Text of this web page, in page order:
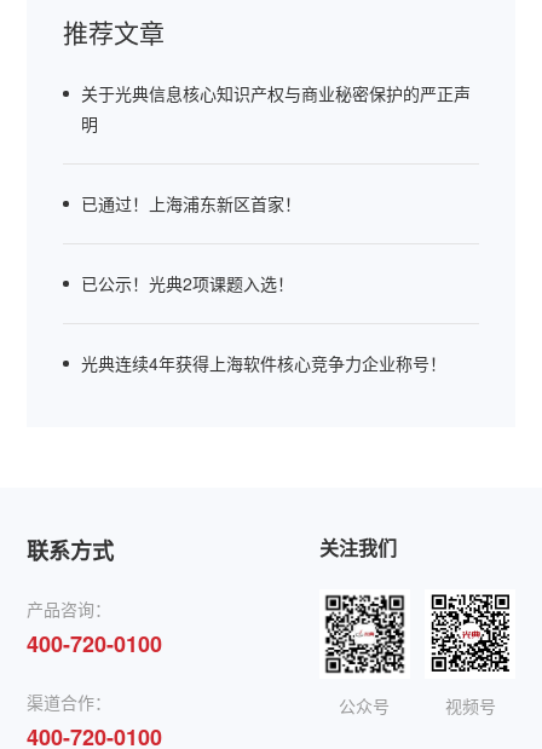
推荐文章
关于光典信息核心知识产权与商业秘密保护的严正声
明
已通过！上海浦东新区首家！
已公示！光典2项课题入选！
光典连续4年获得上海软件核心竞争力企业称号！
联系方式
产品咨询：
400-720-0100
渠道合作：
400-720-0100
关注我们
公众号 视频号